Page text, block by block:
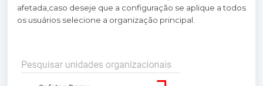
afetada,caso deseje que a configuração se aplique a todos
os usuários selecione a organização principal.